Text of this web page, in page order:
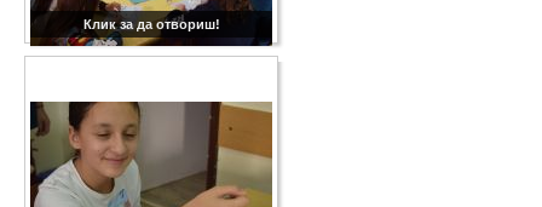
Клик за да отвориш!